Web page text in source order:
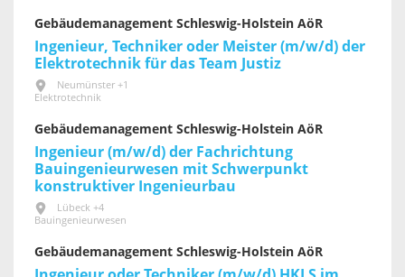
Gebäudemanagement Schleswig-Holstein AöR
Ingenieur, Techniker oder Meister (m/w/d) der
Elektrotechnik für das Team Justiz
Neumünster +1
Elektrotechnik
Gebäudemanagement Schleswig-Holstein AöR
Ingenieur (m/w/d) der Fachrichtung
Bauingenieurwesen mit Schwerpunkt
konstruktiver Ingenieurbau
Lübeck +4
Bauingenieurwesen
Gebäudemanagement Schleswig-Holstein AöR